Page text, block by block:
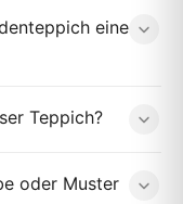
eine
Teppich?
oder Muster